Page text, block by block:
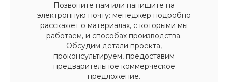
Позвоните нам или напишите на
электронную почту: менеджер подробно
расскажет о материалах, с которыми мы
работаем, и способах производства.
Обсудим детали проекта,
проконсультируем, предоставим
предварительное коммерческое
предложение.